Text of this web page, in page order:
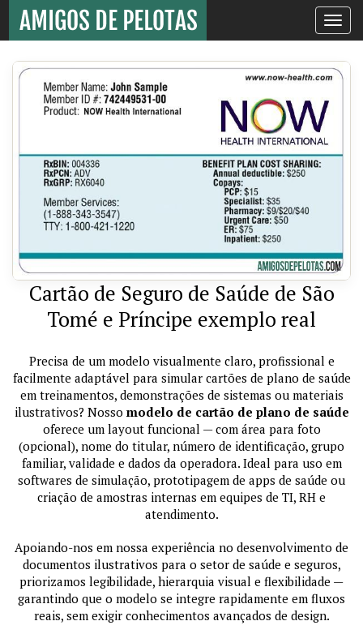
Toggle
Cartão de Seguro de Saúde de São
Tomé e Príncipe exemplo real
Precisa de um modelo visualmente claro, profissional e
facilmente adaptável para simular cartões de plano de saúde
em treinamentos, demonstrações de sistemas ou materiais
ilustrativos? Nosso modelo de cartão de plano de saúde
oferece um layout funcional — com área para foto
(opcional), nome do titular, número de identificação, grupo
familiar, validade e dados da operadora. Ideal para uso em
softwares de simulação, prototipagem de apps de saúde ou
criação de amostras internas em equipes de TI, RH e
atendimento.
Apoiando-nos em nossa experiência no desenvolvimento de
documentos ilustrativos para o setor de saúde e seguros,
priorizamos legibilidade, hierarquia visual e flexibilidade —
garantindo que o modelo se integre rapidamente em fluxos
reais, sem exigir conhecimentos avançados de design.